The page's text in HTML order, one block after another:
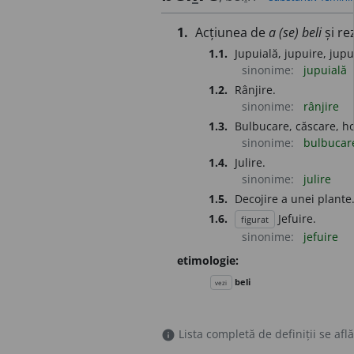
1. Acțiunea de a (se) beli și
1.1. Jupuială, jupuire,
sinonime:
jupuială
1.2. Rânjire.
sinonime:
rânjire
1.3. Bulbucare, căscare,
sinonime:
1.4. Julire.
sinonime:
julire
1.5. Decojire a unei plante.
1.6.
figurat
Jefuire.
sinonime:
jefuire
etimologie:
vezi beli
info Lista completă de definiții se